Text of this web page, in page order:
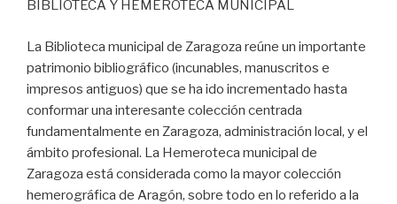
BIBLIOTECA Y HEMEROTECA MUNICIPAL
La Biblioteca municipal de Zaragoza reúne un importante
patrimonio bibliográfico (incunables, manuscritos e
impresos antiguos) que se ha ido incrementado hasta
conformar una interesante colección centrada
fundamentalmente en Zaragoza, administración local, y el
ámbito profesional. La Hemeroteca municipal de
Zaragoza está considerada como la mayor colección
hemerográfica de Aragón, sobre todo en lo referido a la